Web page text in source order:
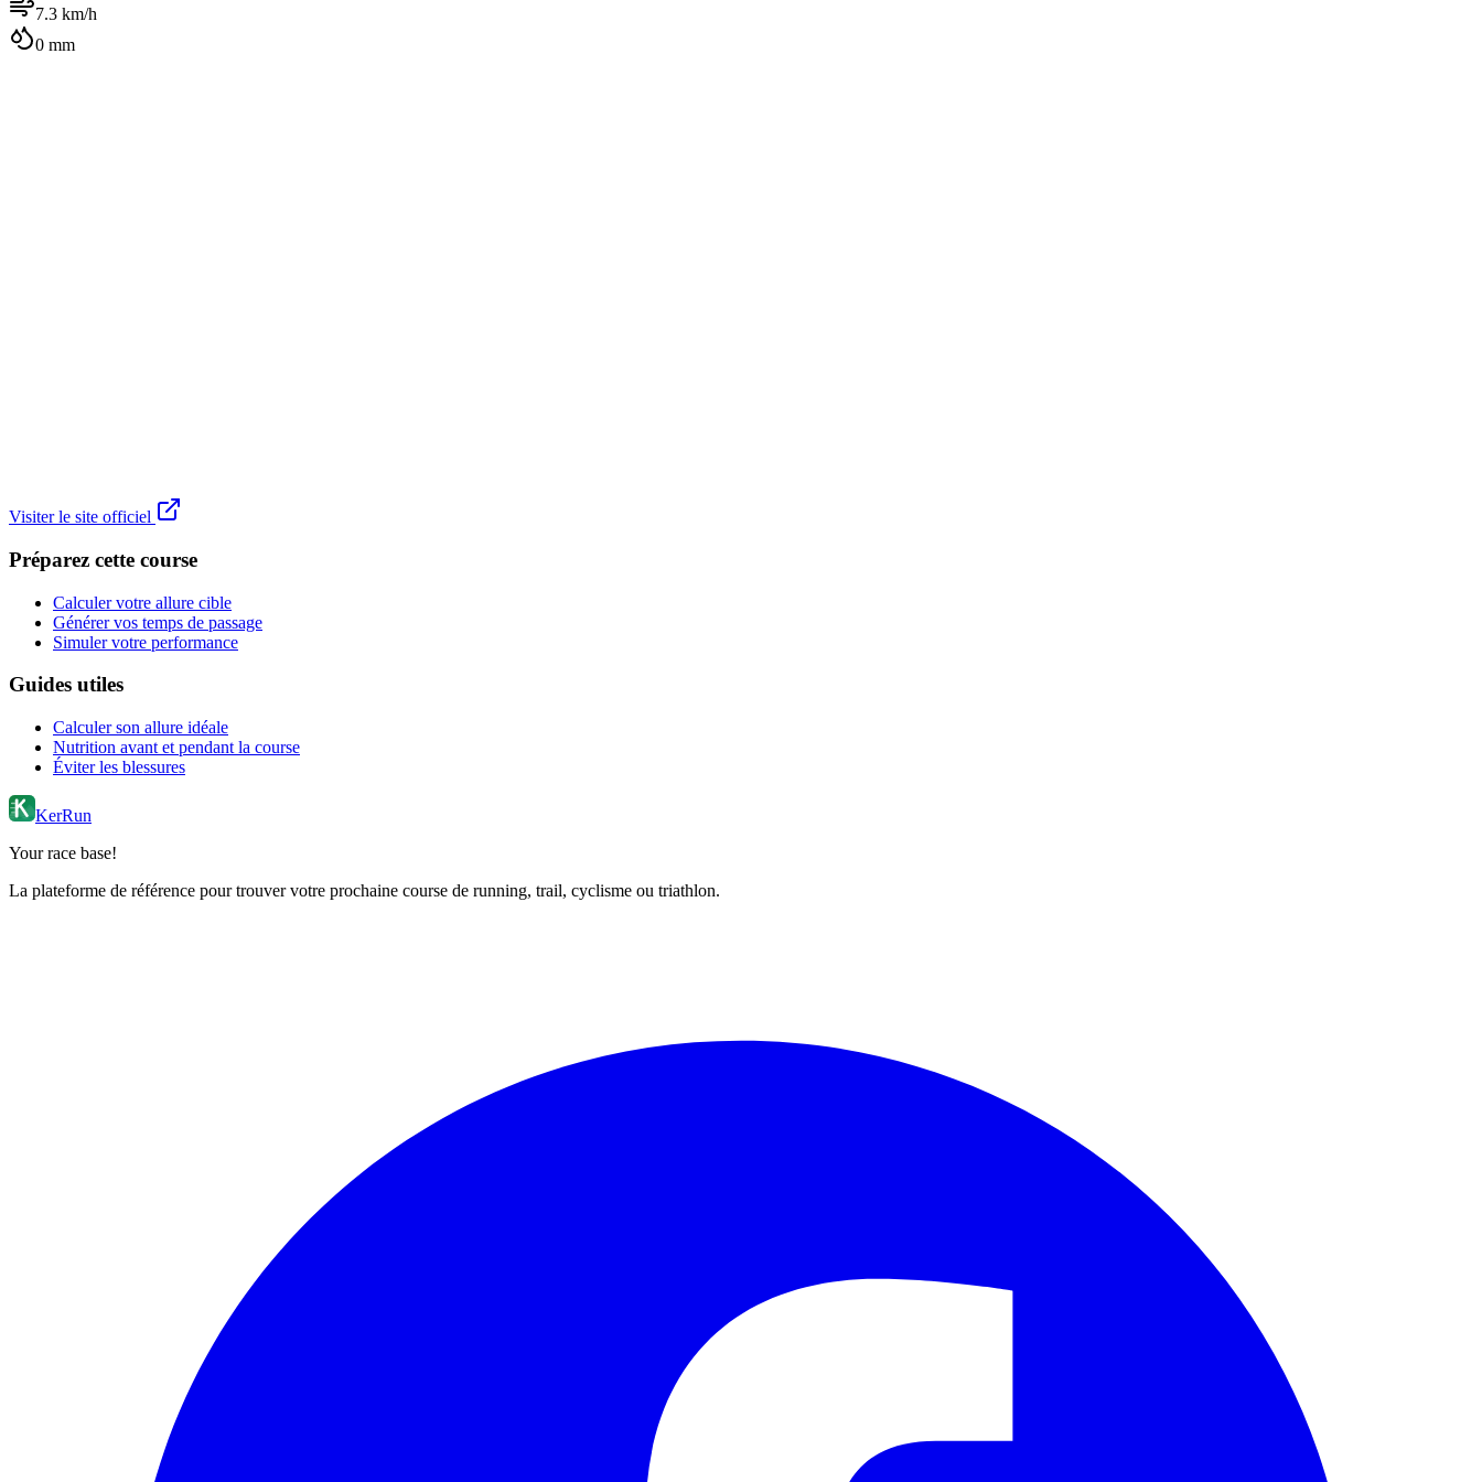
7.3 km/h
0 mm
Visiter le site officiel
Préparez cette course
Calculer votre allure cible
Générer vos temps de passage
Simuler votre performance
Guides utiles
Calculer son allure idéale
Nutrition avant et pendant la course
Éviter les blessures
KerRun
Your race base!
La plateforme de référence pour trouver votre prochaine course de running, trail, cyclisme ou triathlon.